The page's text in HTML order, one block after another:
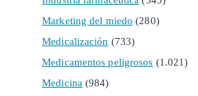
Marketing del miedo (280)
Medicalización (733)
Medicamentos peligrosos (1.021)
Medicina (984)